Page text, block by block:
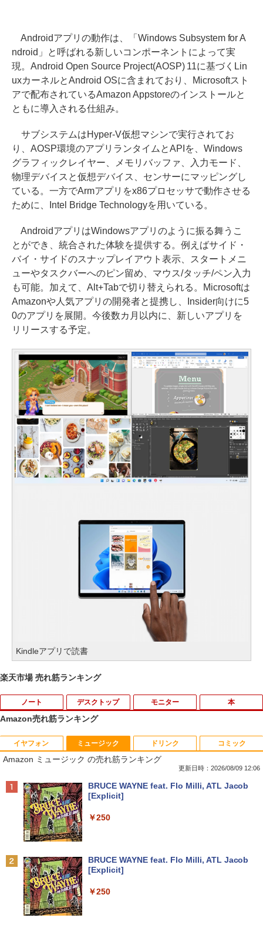
Androidアプリの動作は、「Windows Subsystem for A
ndroid」と呼ばれる新しいコンポーネントによって実
現。Android Open Source Project(AOSP) 11に基づくLin
uxカーネルとAndroid OSに含まれており、Microsoftスト
アで配布されているAmazon Appstoreのインストールと
ともに導入される仕組み。
サブシステムはHyper-V仮想マシンで実行されてお
り、AOSP環境のアプリランタイムとAPIを、Windows
グラフィックレイヤー、メモリバッファ、入力モード、
物理デバイスと仮想デバイス、センサーにマッピングし
ている。一方でArmアプリをx86プロセッサで動作させる
ために、Intel Bridge Technologyを用いている。
AndroidアプリはWindowsアプリのように振る舞うこ
とができ、統合された体験を提供する。例えばサイド・
バイ・サイドのスナップレイアウト表示、スタートメニ
ューやタスクバーへのピン留め、マウス/タッチ/ペン入力
も可能。加えて、Alt+Tabで切り替えられる。Microsoftは
Amazonや人気アプリの開発者と提携し、Insider向けに5
0のアプリを展開。今後数カ月以内に、新しいアプリを
リリースする予定。
Kindleアプリで読書
楽天市場 売れ筋ランキング
ノート
1
【★最大100%ポイント】【大特価!訳あ
り!】富士通 LIFEBOOK A576/第6世代 C
ore i3/メモリ:4GB/SSD:128GB/15.6型液
パソコン ノートパソコン Windows11 W
indows10
￥8,999
【マラソンP5倍/10%オフクーポン】中古
ノートパソコン Windows11 Pro Office
世代 Core i5 メモリ8GB 高速SSD256GB
デスクトップ モニター
1
富士通 Fujitsu 液晶モニター VL-17CST
17インチ スクエア ホワイト LCD LEDバ
ックライト SXGA 1280×1024 TNパネル
プレイ 【中古】
2
ー シークレット 19インチワイド ノング
レア VGA DELL NEC 等 液晶ディスプレ
本
1
ちいかわ なんか小さくてかわいいやつ
（1） （ワイドKC） [ ナガノ ]
￥1,100
￥4,345
Amazon売れ筋ランキング
イヤフォン
Anker Soundcore P40i オフホワイト
Anker Soundcore P31i ブラック
ミュージック
Amazon ミュージック の売れ筋ランキング
更新日時：2026/08/09 12:06
BRUCE WAYNE feat. Flo Milli, ATL Jacob
[Explicit]
￥250
BRUCE WAYNE feat. Flo Milli, ATL Jacob
[Explicit]
￥250
ドリンク コミック